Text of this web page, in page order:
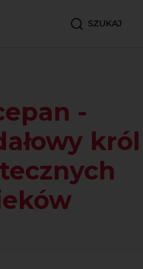
SZUKAJ
-
król